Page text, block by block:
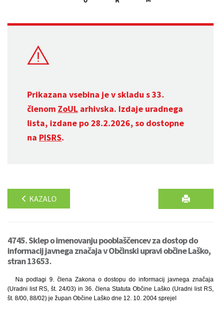
Prikazana vsebina je v skladu s 33.
členom ZoUL arhivska. Izdaje uradnega
lista, izdane po 28.2.2026, so dostopne
na PISRS.
KAZALO
4745. Sklep o imenovanju pooblaščencev za dostop do
informacij javnega značaja v Občinski upravi občine Laško,
stran 13653.
Na podlagi 9. člena Zakona o dostopu do informacij javnega značaja
(Uradni list RS, št. 24/03) in 36. člena Statuta Občine Laško (Uradni list RS,
št. 8/00, 88/02) je župan Občine Laško dne 12. 10. 2004 sprejel